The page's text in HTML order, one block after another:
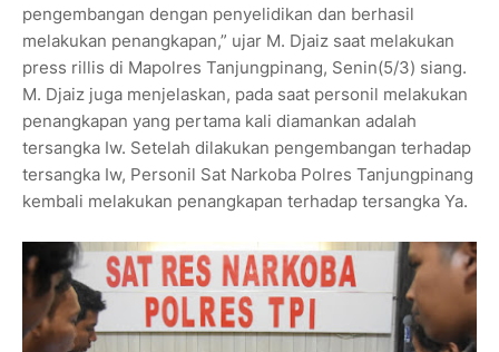
pengembangan dengan penyelidikan dan berhasil
melakukan penangkapan,” ujar M. Djaiz saat melakukan
press rillis di Mapolres Tanjungpinang, Senin(5/3) siang.
M. Djaiz juga menjelaskan, pada saat personil melakukan
penangkapan yang pertama kali diamankan adalah
tersangka Iw. Setelah dilakukan pengembangan terhadap
tersangka Iw, Personil Sat Narkoba Polres Tanjungpinang
kembali melakukan penangkapan terhadap tersangka Ya.